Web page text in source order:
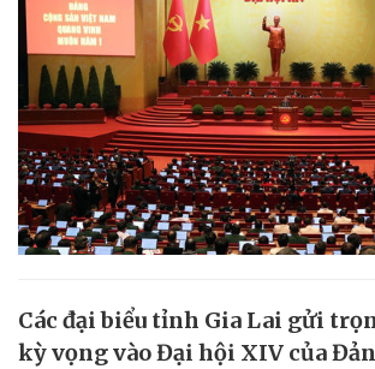
Các đại biểu tỉnh Gia Lai gửi
kỳ vọng vào Đại hội XIV của